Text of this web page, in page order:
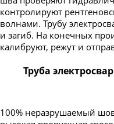
контролируют
волнами. Трубу
и загиб. На конечных
калибруют, режут и
Труба
100% неразрушаемый